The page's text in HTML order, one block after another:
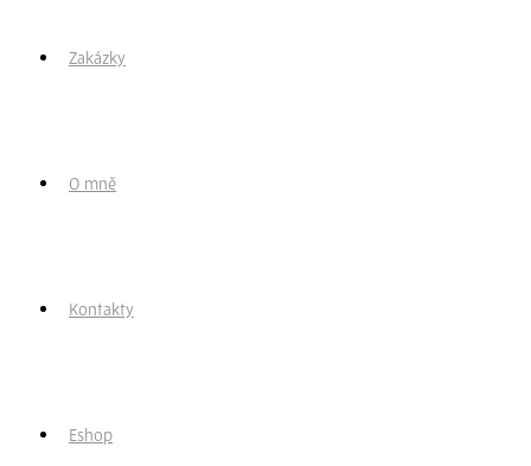
Zakázky
O mně
Kontakty
Eshop